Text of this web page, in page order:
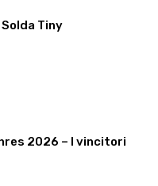
Tiny
2026 – I vincitori